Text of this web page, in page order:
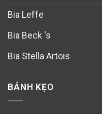
Bia Leffe
Bia Beck ‘s
Bia Stella Artois
BÁNH KẸO